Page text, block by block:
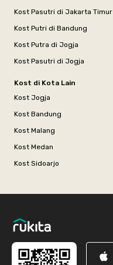
Kost Pasutri di Jakarta Timur
Kost Putri di Bandung
Kost Putra di Jogja
Kost Pasutri di Jogja
Kost di Kota Lain
Kost Jogja
Kost Bandung
Kost Malang
Kost Medan
Kost Sidoarjo